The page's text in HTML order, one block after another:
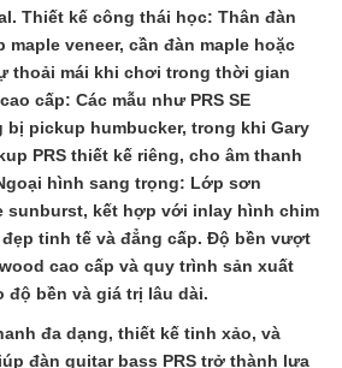
Thiết kế công thái học: Thân đàn
maple veneer, cần đàn maple hoặc
thoải mái khi chơi trong thời gian
cấp: Các mẫu như PRS SE
pickup humbucker, trong khi Gary
PRS thiết kế riêng, cho âm thanh
hình sang trọng: Lớp sơn
sunburst, kết hợp với inlay hình chim
tinh tế và đẳng cấp. Độ bền vượt
cao cấp và quy trình sản xuất
độ bền và giá trị lâu dài.
đa dạng, thiết kế tinh xảo, và
đàn guitar bass PRS trở thành lựa